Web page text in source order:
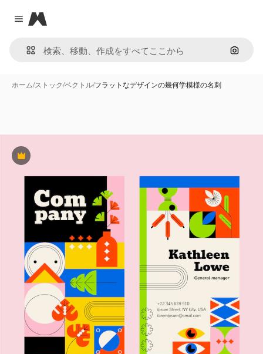
Close menu
Magnific
画像で
ホーム/ストック/ベクトル/フラットなデザインの幾何学模様の名刺
Premium